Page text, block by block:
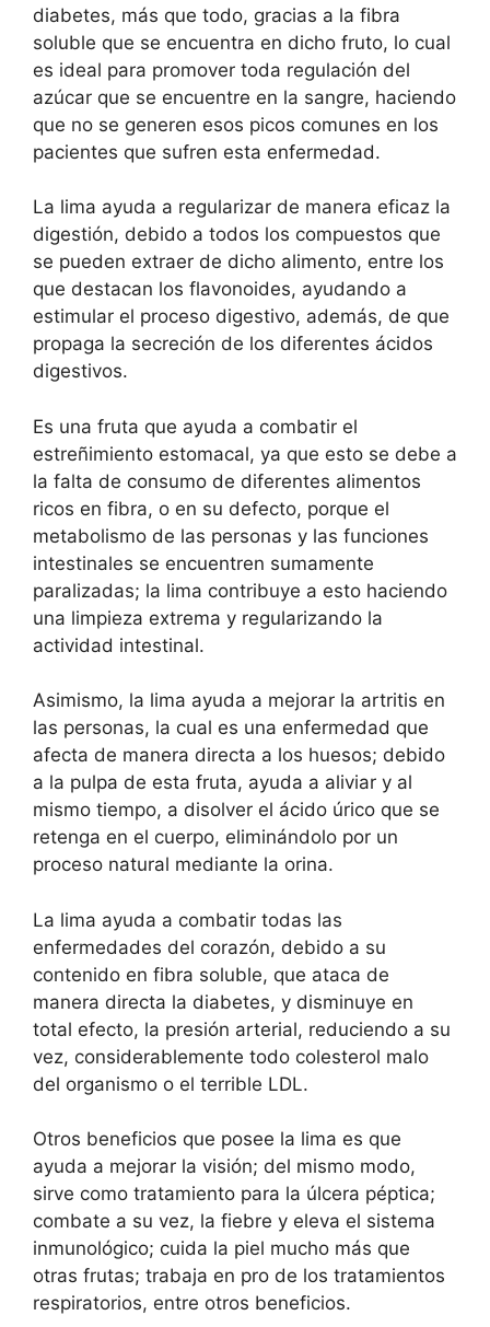
diabetes, más que todo, gracias a la fibra
soluble que se encuentra en dicho fruto, lo cual
es ideal para promover toda regulación del
azúcar que se encuentre en la sangre, haciendo
que no se generen esos picos comunes en los
pacientes que sufren esta enfermedad.
La lima ayuda a regularizar de manera eficaz la
digestión, debido a todos los compuestos que
se pueden extraer de dicho alimento, entre los
que destacan los flavonoides, ayudando a
estimular el proceso digestivo, además, de que
propaga la secreción de los diferentes ácidos
digestivos.
Es una fruta que ayuda a combatir el
estreñimiento estomacal, ya que esto se debe a
la falta de consumo de diferentes alimentos
ricos en fibra, o en su defecto, porque el
metabolismo de las personas y las funciones
intestinales se encuentren sumamente
paralizadas; la lima contribuye a esto haciendo
una limpieza extrema y regularizando la
actividad intestinal.
Asimismo, la lima ayuda a mejorar la artritis en
las personas, la cual es una enfermedad que
afecta de manera directa a los huesos; debido
a la pulpa de esta fruta, ayuda a aliviar y al
mismo tiempo, a disolver el ácido úrico que se
retenga en el cuerpo, eliminándolo por un
proceso natural mediante la orina.
La lima ayuda a combatir todas las
enfermedades del corazón, debido a su
contenido en fibra soluble, que ataca de
manera directa la diabetes, y disminuye en
total efecto, la presión arterial, reduciendo a su
vez, considerablemente todo colesterol malo
del organismo o el terrible LDL.
Otros beneficios que posee la lima es que
ayuda a mejorar la visión; del mismo modo,
sirve como tratamiento para la úlcera péptica;
combate a su vez, la fiebre y eleva el sistema
inmunológico; cuida la piel mucho más que
otras frutas; trabaja en pro de los tratamientos
respiratorios, entre otros beneficios.